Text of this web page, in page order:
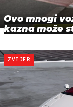
Ovo mnogi
kazna može
ZVIJER